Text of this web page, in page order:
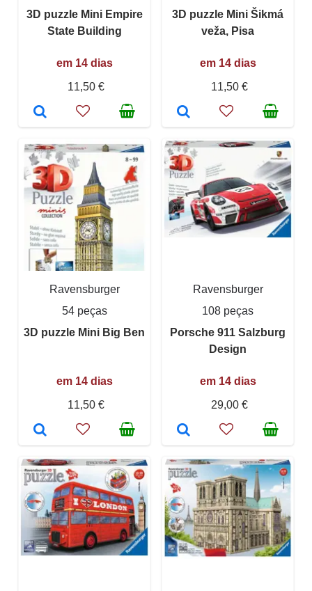
3D puzzle Mini Empire
State Building
em 14 dias
11,50 €
3D puzzle Mini Šikmá
veža, Pisa
em 14 dias
11,50 €
Ravensburger
54 peças
3D puzzle Mini Big Ben
em 14 dias
11,50 €
Ravensburger
108 peças
Porsche 911 Salzburg
Design
em 14 dias
29,00 €